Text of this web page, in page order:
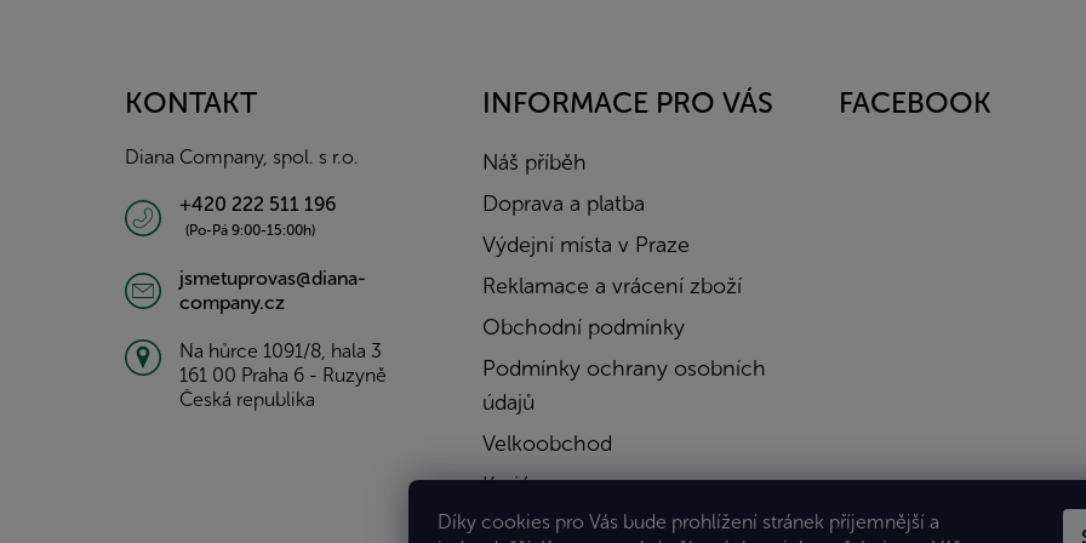
Díky cookies pro Vás bude prohlížení stránek příjemnější a
KONTAKT
Diana Company, spol. s r.o.
+420 222 511 196
(Po-Pá 9:00-15:00h)
jsmetuprovas@diana-
company.cz
Na hůrce 1091/8, hala 3
161 00 Praha 6 - Ruzyně
Česká republika
INFORMACE PRO VÁS
Náš příběh
Doprava a platba
Výdejní místa v Praze
Reklamace a vrácení zboží
Obchodní podmínky
Podmínky ochrany osobních
údajů
Velkoobchod
Kariéra
Kontakty
FACEBOOK